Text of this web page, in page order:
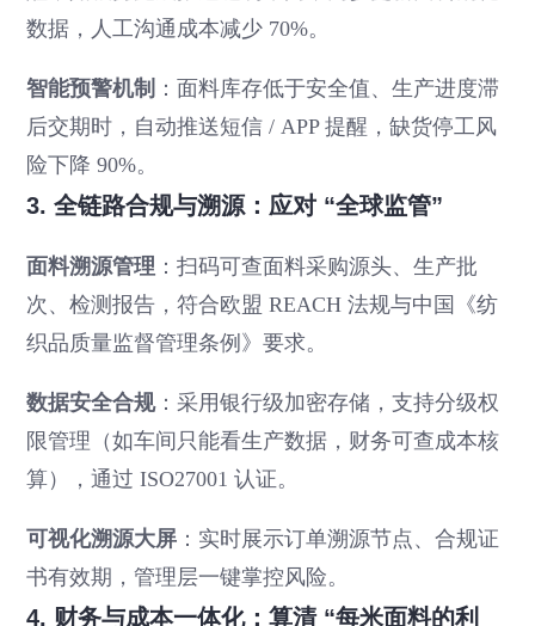
数据，人工沟通成本减少 70%。
智能预警机制 ：面料库存低于安全值、生产进度滞
后交期时，自动推送短信 / APP 提醒，缺货停工风
险下降 90%。
3. 全链路合规与溯源：应对 “全球监管”
面料溯源管理 ：扫码可查面料采购源头、生产批
次、检测报告，符合欧盟 REACH 法规与中国《纺
织品质量监督管理条例》要求。
数据安全合规：采用银行级加密存储，支持分级权
限管理（如车间只能看生产数据，财务可查成本核
算），通过 ISO27001 认证。
可视化溯源大屏 ：实时展示订单溯源节点、合规证
书有效期，管理层一键掌控风险。
4. 财务与成本一体化：算清 “每米面料的利